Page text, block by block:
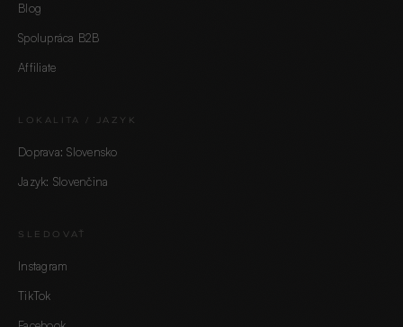
Blog
Spolupráca B2B
Affiliate
LOKALITA / JAZYK
Doprava: Slovensko
Jazyk: Slovenčina
SLEDOVAŤ
Instagram
TikTok